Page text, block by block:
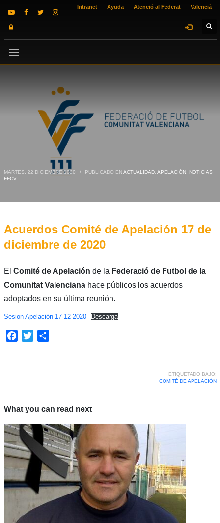
Intranet Ayuda Atenció al Federat Valencià
MARTES, 22 DICIEMBRE 2020 / PUBLICADO EN ACTUALIDAD, APELACIÓN, NOTICIAS
FFCV
Acuerdos Comité de Apelación 17 de
diciembre de 2020
El Comité de Apelación de la Federació de Futbol de la
Comunitat Valencianahace públicos los acuerdos
adoptados en su última reunión.
Sesion Apelación 17-12-2020 Descarga
Facebook
Twitter
ETIQUETADO BAJO:
COMITÉ DE APELACIÓN
What you can read next